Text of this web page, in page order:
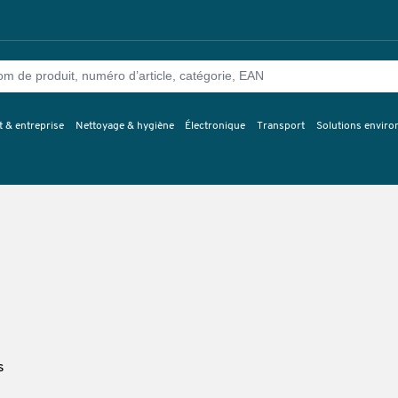
& entreprise Nettoyage & hygiène Électronique Transport Solutions